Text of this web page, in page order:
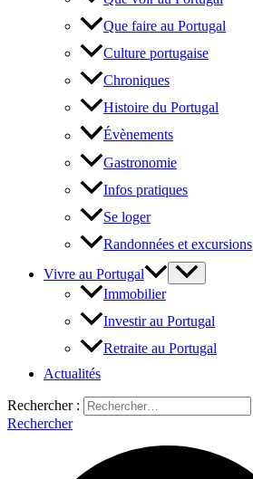
Que faire au Portugal
Culture portugaise
Chroniques
Histoire du Portugal
Évènements
Gastronomie
Infos pratiques
Se loger
Randonnées et excursions
Vivre au Portugal
Immobilier
Investir au Portugal
Retraite au Portugal
Actualités
Rechercher :
Rechercher